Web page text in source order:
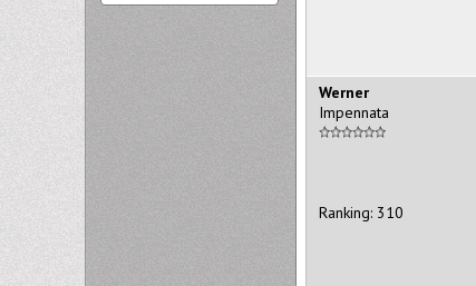
Werner
Impennata
Ranking: 310